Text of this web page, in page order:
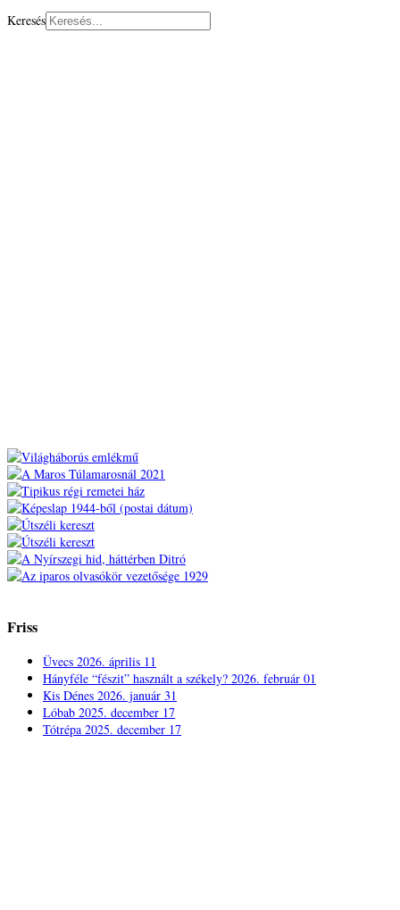
Keresés
Friss
Üvecs 2026. április 11
Hányféle “fészit” használt a székely? 2026. február 01
Kis Dénes 2026. január 31
Lóbab 2025. december 17
Tótrépa 2025. december 17